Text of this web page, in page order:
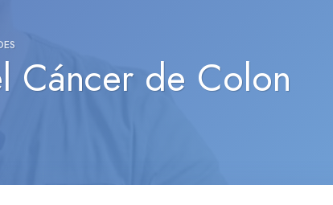
Cáncer de Colon